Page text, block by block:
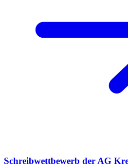
Schreibwettbewerb der AG